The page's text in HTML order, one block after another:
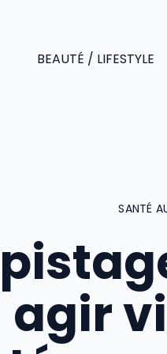
BEAUTÉ / LIFESTYLE
SANTÉ
agir